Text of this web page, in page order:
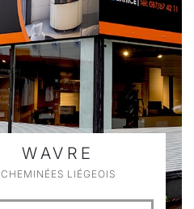
WAVRE
CHEMINÉES LIÉGEOIS